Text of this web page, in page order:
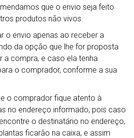
que o envio seja feito
produtos não vivos.
o envio apenas ao receber a
da opção que lhe for proposta
a compra, e caso ela tenha
o comprador, conforme a sua
o comprador fique atento à
no endereço informado, pois caso
o destinatário no endereço,
ficarão na caixa, e assim